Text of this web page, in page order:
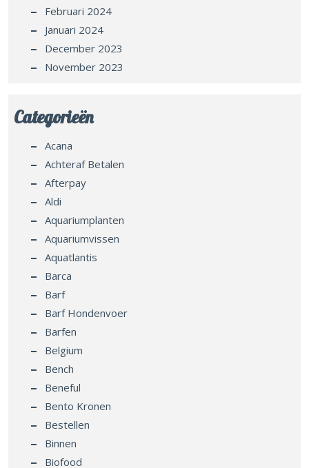
Februari 2024
Januari 2024
December 2023
November 2023
Categorieën
Acana
Achteraf Betalen
Afterpay
Aldi
Aquariumplanten
Aquariumvissen
Aquatlantis
Barca
Barf
Barf Hondenvoer
Barfen
Belgium
Bench
Beneful
Bento Kronen
Bestellen
Binnen
Biofood